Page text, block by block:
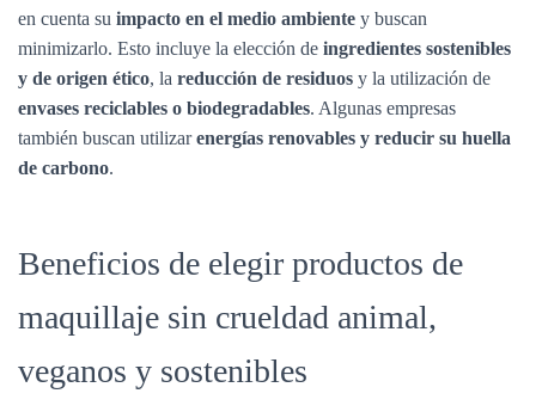
en cuenta su impacto en el medio ambiente y buscan
minimizarlo. Esto incluye la elección de ingredientes sostenibles
y de origen ético, la reducción de residuos y la utilización de
envases reciclables o biodegradables. Algunas empresas
también buscan utilizarenergías renovables y reducir su huella
de carbono.
Beneficios de elegir productos de
maquillaje sin crueldad animal,
veganos y sostenibles